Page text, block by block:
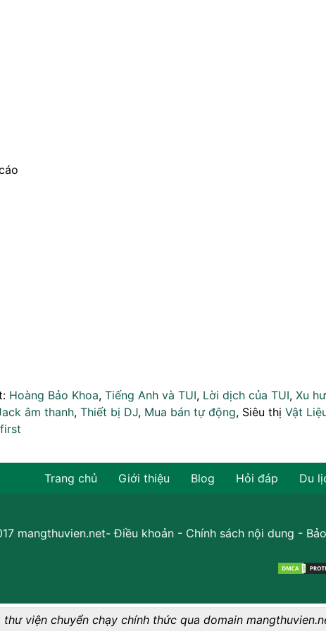
Hoàng Bảo Khoa, Tiếng Anh và TUI, Lời dịch của TUI, Xu
âm thanh, Thiết bị DJ, Mua bán tự động, Siêu thị Vật
Trang chủ Giới thiệu Blog Hỏi đáp Du
mangthuvien.net-Điều khoản - Chính sách nội dung -
thư viện chuyển chạy chính thức qua domain